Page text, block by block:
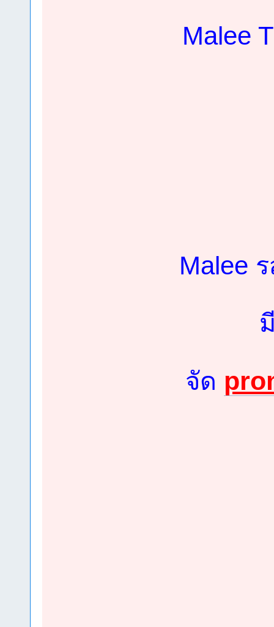
Malee
Malee
จัด